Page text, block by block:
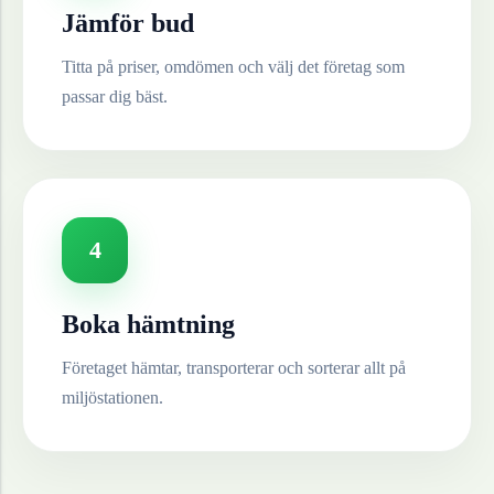
Jämför bud
Titta på priser, omdömen och välj det företag som
passar dig bäst.
4
Boka hämtning
Företaget hämtar, transporterar och sorterar allt på
miljöstationen.